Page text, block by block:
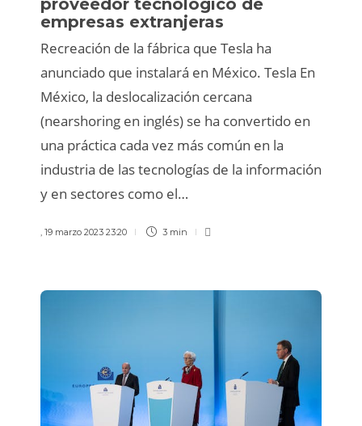
proveedor tecnológico de
empresas extranjeras
Recreación de la fábrica que Tesla ha
anunciado que instalará en México. Tesla En
México, la deslocalización cercana
(nearshoring en inglés) se ha convertido en
una práctica cada vez más común en la
industria de las tecnologías de la información
y en sectores como el…
, 19 marzo 2023 23:20 3 min